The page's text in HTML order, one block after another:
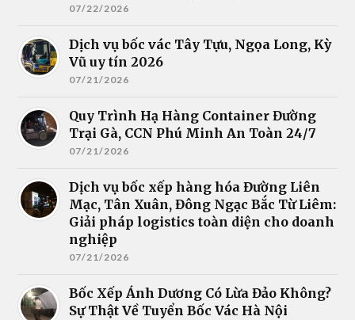
07/22/2026
Dịch vụ bốc vác Tây Tựu, Ngọa Long, Kỳ
Vũ uy tín 2026
07/21/2026
Quy Trình Hạ Hàng Container Đường
Trại Gà, CCN Phú Minh An Toàn 24/7
07/21/2026
Dịch vụ bốc xếp hàng hóa Đường Liên
Mạc, Tân Xuân, Đông Ngạc Bắc Từ Liêm:
Giải pháp logistics toàn diện cho doanh
nghiệp
07/21/2026
Bốc Xếp Ánh Dương Có Lừa Đảo Không?
Sự Thật Về Tuyển Bốc Vác Hà Nội